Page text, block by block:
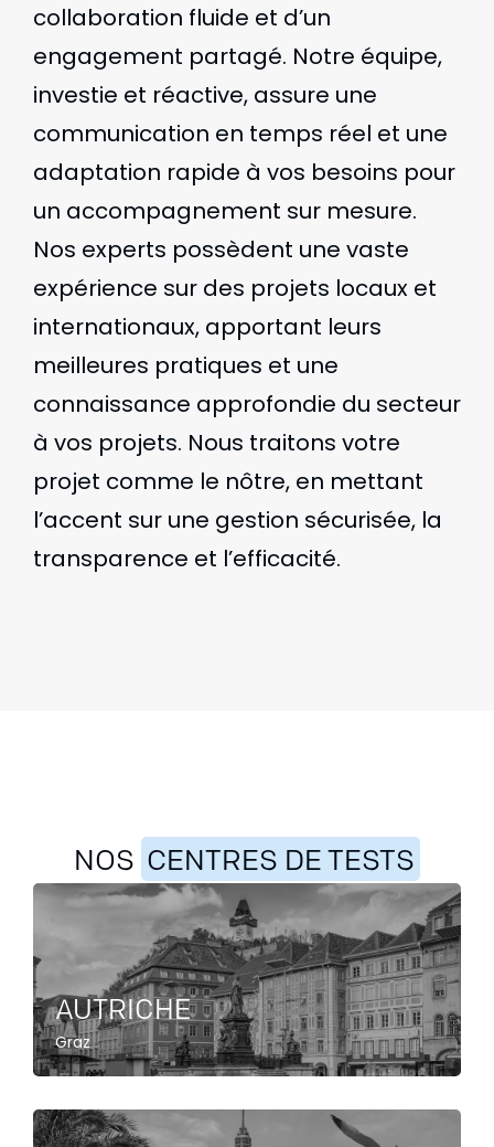
collaboration fluide et d’un
engagement partagé. Notre équipe,
investie et réactive, assure une
communication en temps réel et une
adaptation rapide à vos besoins pour
un accompagnement sur mesure.
Nos experts possèdent une vaste
expérience sur des projets locaux et
internationaux, apportant leurs
meilleures pratiques et une
connaissance approfondie du secteur
à vos projets. Nous traitons votre
projet comme le nôtre, en mettant
l’accent sur une gestion sécurisée, la
transparence et l’efficacité.
NOS CENTRES DE TESTS
AUTRICHE
Graz